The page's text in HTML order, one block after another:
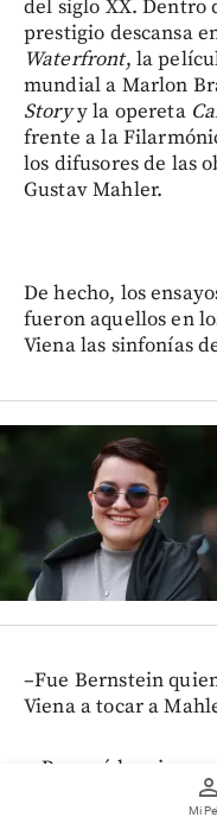
person
Mi
del siglo XX. Dentro
prestigio descansa
Waterfront, la
mundial a Marlon
Storyy la opereta
frente a la
los difusores de las
Gustav Mahler.
De hecho, los
fueron aquellos en
Viena las sinfonías
–Fue Bernstein
Viena a tocar a
–¿Por qué los